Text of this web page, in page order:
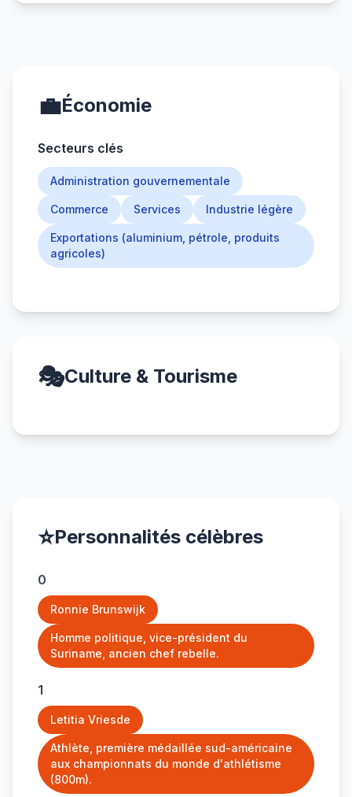
💼Économie
Secteurs clés
Administration gouvernementale
Commerce Services Industrie légère
Exportations (aluminium, pétrole, produits
agricoles)
🎭Culture & Tourisme
⭐Personnalités célèbres
0
Ronnie Brunswijk
Homme politique, vice-président du
Suriname, ancien chef rebelle.
1
Letitia Vriesde
Athlète, première médaillée sud-américaine
aux championnats du monde d'athlétisme
(800m).